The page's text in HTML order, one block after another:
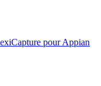
pour Appian